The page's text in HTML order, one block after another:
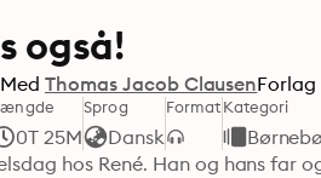
også!
Med Thomas Jacob ClausenForlag
0T 25M
Sprog
Dansk
FormatKategori
hos René. Han og hans far